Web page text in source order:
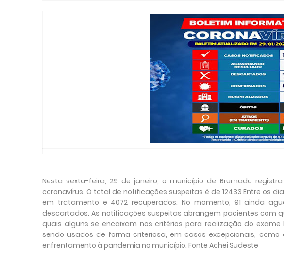
Nesta sexta-feira, 29 de janeiro, o município de Brumado
coronavírus. O total de notificações suspeitas é de 12433 Entre os
em tratamento e 4072 recuperados. No momento, 91 ainda
descartados. As notificações suspeitas abrangem pacientes com
quais alguns se encaixam nos critérios para realização do exame
sendo usados de forma criteriosa, em casos excepcionais,
enfrentamento à pandemia no município. Fonte Achei Sudeste